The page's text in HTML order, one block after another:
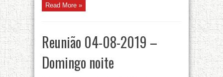
Read More »
Reunião 04-08-2019 –
Domingo noite